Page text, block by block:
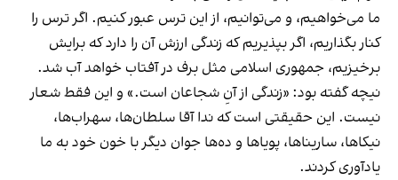
ما می‌خواهیم، و می‌توانیم، از این ترس عبور کنیم. اگر ترس را
کنار بگذاریم، اگر بپذیریم که زندگی ارزش آن را دارد که برایش
برخیزیم، جمهوری اسلامی مثل برف در آفتاب خواهد آب شد.
نیچه گفته بود: «زندگی از آنِ شجاعان است.» و این فقط شعار
نیست. این حقیقتی‌ است که ندا آقا سلطان‌ها، سهراب‌ها،
نیکاها، ساریناها، پویاها و ده‌ها جوان دیگر با خون خود به ما
یادآوری کردند.